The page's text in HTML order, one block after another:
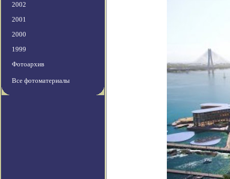
2002
2001
2000
1999
Фотоархив
Все фотоматериалы